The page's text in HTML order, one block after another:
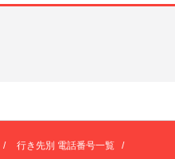
/ 行き先別 電話番号一覧 /